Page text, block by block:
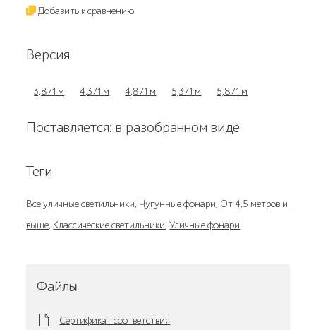
Добавить к сравнению
Версия
3,871 м 4,371 м 4,871 м 5,371 м 5,871 м
Поставляется: в разобранном виде
Теги
Все уличные светильники, Чугунные фонари, От 4,5 метров и
выше, Классические светильники,Уличные фонари
Файлы
Сертификат соответствия